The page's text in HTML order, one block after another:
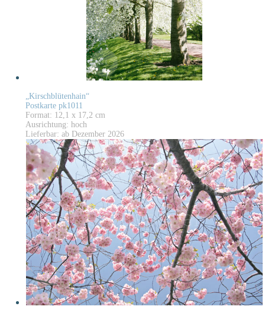
„Kirschblütenhain“
Postkarte pk1011
Format: 12,1 x 17,2 cm
Ausrichtung: hoch
Lieferbar: ab Dezember 2026